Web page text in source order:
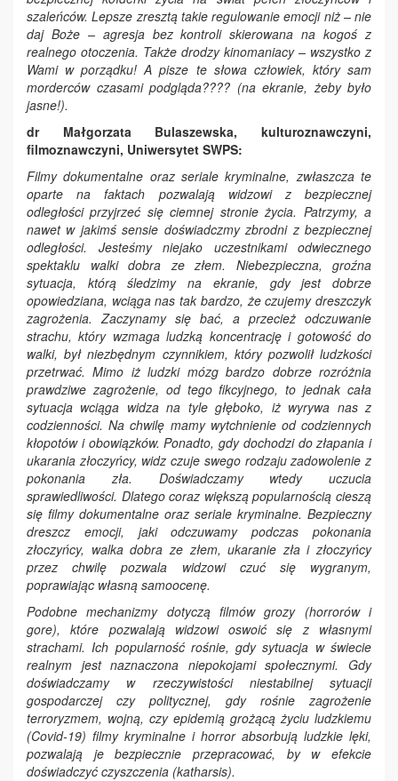
szaleńców. Lepsze zresztą takie regulowanie emocji niż – nie
daj Boże – agresja bez kontroli skierowana na kogoś z
realnego otoczenia. Także drodzy kinomaniacy – wszystko z
Wami w porządku! A pisze te słowa człowiek, który sam
morderców czasami podgląda???? (na ekranie, żeby było
jasne!).
dr Małgorzata Bulaszewska,kulturoznawczyni,
filmoznawczyni, Uniwersytet SWPS:
Filmy dokumentalne oraz seriale kryminalne, zwłaszcza te
oparte na faktach pozwalają widzowi z bezpiecznej
odległości przyjrzeć się ciemnej stronie życia. Patrzymy, a
nawet w jakimś sensie doświadczmy zbrodni z bezpiecznej
odległości. Jesteśmy niejako uczestnikami odwiecznego
spektaklu walki dobra ze złem. Niebezpieczna, groźna
sytuacja, którą śledzimy na ekranie, gdy jest dobrze
opowiedziana, wciąga nas tak bardzo, że czujemy dreszczyk
zagrożenia. Zaczynamy się bać, a przecież odczuwanie
strachu, który wzmaga ludzką koncentrację i gotowość do
walki, był niezbędnym czynnikiem, który pozwolił ludzkości
przetrwać. Mimo iż ludzki mózg bardzo dobrze rozróżnia
prawdziwe zagrożenie, od tego fikcyjnego, to jednak cała
sytuacja wciąga widza na tyle głęboko, iż wyrywa nas z
codzienności. Na chwilę mamy wytchnienie od codziennych
kłopotów i obowiązków. Ponadto, gdy dochodzi do złapania i
ukarania złoczyńcy, widz czuje swego rodzaju zadowolenie z
pokonania zła. Doświadczamy wtedy uczucia
sprawiedliwości. Dlatego coraz większą popularnością cieszą
się filmy dokumentalne oraz seriale kryminalne. Bezpieczny
dreszcz emocji, jaki odczuwamy podczas pokonania
złoczyńcy, walka dobra ze złem, ukaranie zła i złoczyńcy
przez chwilę pozwala widzowi czuć się wygranym,
poprawiając własną samoocenę.
Podobne mechanizmy dotyczą filmów grozy (horrorów i
gore), które pozwalają widzowi oswoić się z własnymi
strachami. Ich popularność rośnie, gdy sytuacja w świecie
realnym jest naznaczona niepokojami społecznymi. Gdy
doświadczamy w rzeczywistości niestabilnej sytuacji
gospodarczej czy politycznej, gdy rośnie zagrożenie
terroryzmem, wojną, czy epidemią grożącą życiu ludzkiemu
(Covid-19) filmy kryminalne i horror absorbują ludzkie lęki,
pozwalają je bezpiecznie przepracować, by w efekcie
doświadczyć czyszczenia (katharsis).